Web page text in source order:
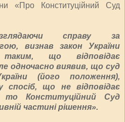
«Про Конституційний Суд
справу за
визнав закон України
що відповідає
одночасно виявив, що суд
(його положення),
що не відповідає
то Конституційний Суд
частині рішення».